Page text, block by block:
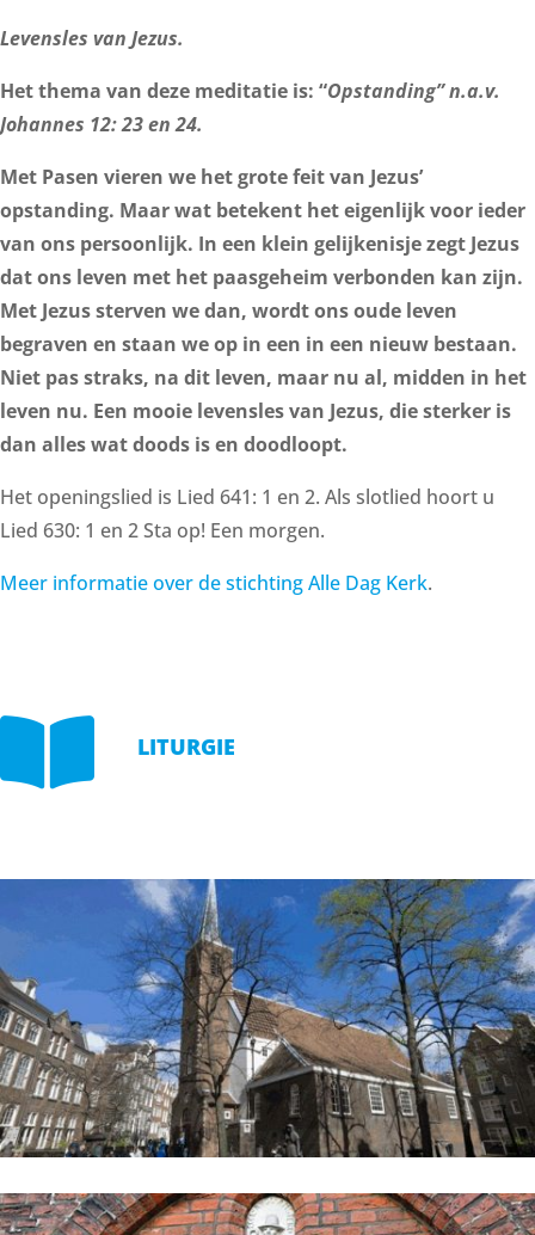
Levensles van Jezus.
Het thema van deze meditatie is: “Opstanding” n.a.v.
Johannes 12: 23 en 24.
Met Pasen vieren we het grote feit van Jezus’
opstanding. Maar wat betekent het eigenlijk voor ieder
van ons persoonlijk. In een klein gelijkenisje zegt Jezus
dat ons leven met het paasgeheim verbonden kan zijn.
Met Jezus sterven we dan, wordt ons oude leven
begraven en staan we op in een in een nieuw bestaan.
Niet pas straks, na dit leven, maar nu al, midden in het
leven nu. Een mooie levensles van Jezus, die sterker is
dan alles wat doods is en doodloopt.
Het openingslied is Lied 641: 1 en 2. Als slotlied hoort u
Lied 630: 1 en 2 Sta op! Een morgen.
Meer informatie over de stichting Alle Dag Kerk.
 LITURGIE